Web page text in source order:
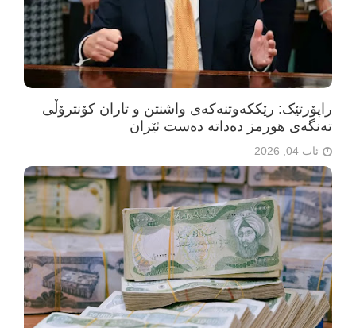
راپۆرتێک: رێککەوتنەکەی واشنتن و تاران کۆنترۆڵی
تەنگەی هورمز دەداتە دەست ئێران
ئاب 04, 2026